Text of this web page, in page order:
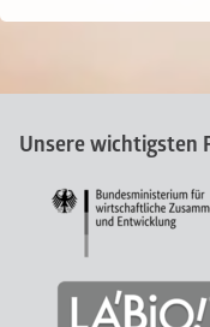
Unsere wichtigsten